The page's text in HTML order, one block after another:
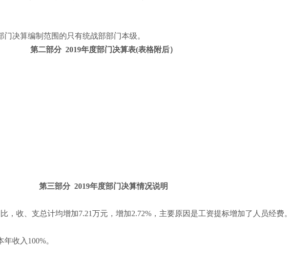
门决算编制范围的只有统战部部门本级。
第二部分2019年度部门决算表(表格附后）
第三部分 2019年度部门决算情况说明
，收、支总计均增加7.21万元，增加2.72%，主要原因是工资提标增加了人员经费。
收入100%。